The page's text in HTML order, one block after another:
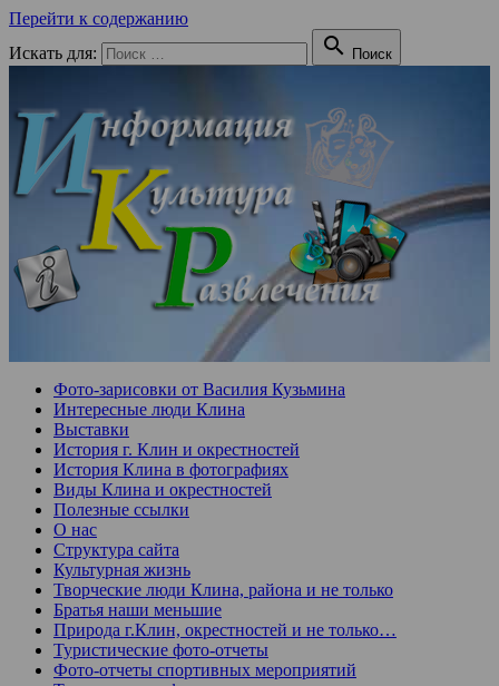
Перейти к содержанию
Искать для:
 Поиск
Фото-зарисовки от Василия Кузьмина
Интересные люди Клина
Выставки
История г. Клин и окрестностей
История Клина в фотографиях
Виды Клина и окрестностей
Полезные ссылки
О нас
Структура сайта
Культурная жизнь
Творческие люди Клина, района и не только
Братья наши меньшие
Природа г.Клин, окрестностей и не только…
Туристические фото-отчеты
Фото-отчеты спортивных мероприятий